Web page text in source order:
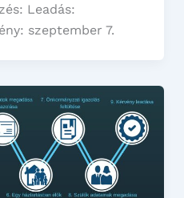
Leadás:
szeptember 7.